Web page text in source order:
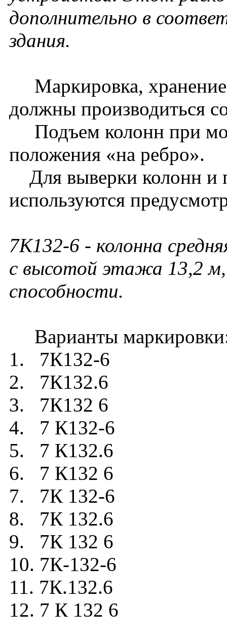
дополнительно в
здания.
Маркировка,
должны производиться
Подъем колонн при
положения «на ребро».
Для выверки колонн и
используются
7К132-6 - колонна
с высотой этажа 13,2
способности.
Варианты
1. 7К132-6
2. 7К132.6
3. 7К132 6
4. 7 К132-6
5. 7 К132.6
6. 7 К132 6
7. 7К 132-6
8. 7К 132.6
9. 7К 132 6
10. 7К-132-6
11. 7К.132.6
12. 7 К 132 6